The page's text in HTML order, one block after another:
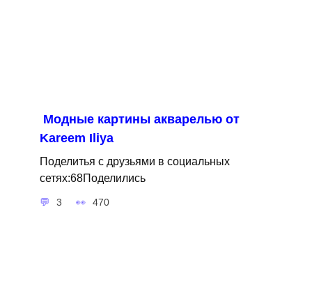
Модные картины акварелью от
Kareem Iliya
Поделитья с друзьями в социальных
сетях:68Поделились
3 470